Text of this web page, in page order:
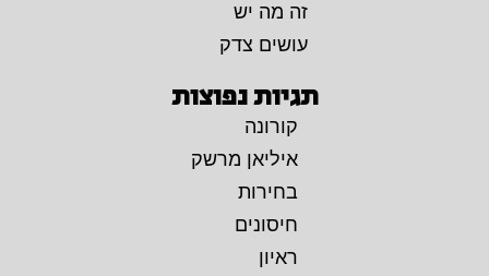
זה מה יש
עושים צדק
תגיות נפוצות
קורונה
איליאן מרשק
בחירות
חיסונים
ראיון